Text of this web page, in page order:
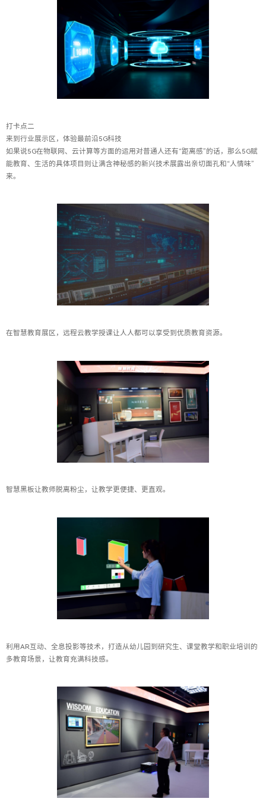
打卡点二
来到行业展示区，体验最前沿5G科技
如果说5G在物联网、云计算等方面的运用对普通人还有“距离感”的话，那么5G赋
能教育、生活的具体项目则让满含神秘感的新兴技术展露出亲切面孔和“人情味”
来。
在智慧教育展区，远程云教学授课让人人都可以享受到优质教育资源。
智慧黑板让教师脱离粉尘，让教学更便捷、更直观。
利用AR互动、全息投影等技术，打造从幼儿园到研究生、课堂教学和职业培训的
多教育场景，让教育充满科技感。